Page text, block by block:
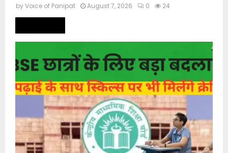
byVoice of Panipat August 7, 2026 0 24